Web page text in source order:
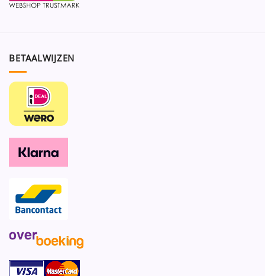
BETAALWIJZEN